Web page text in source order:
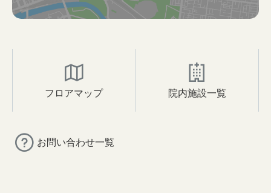
フロアマップ 院内施設一覧
お問い合わせ一覧